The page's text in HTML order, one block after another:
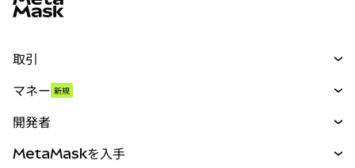
取引
パーペチュアル
RWA
マネー 新規
開発者
MetaMaskを入手